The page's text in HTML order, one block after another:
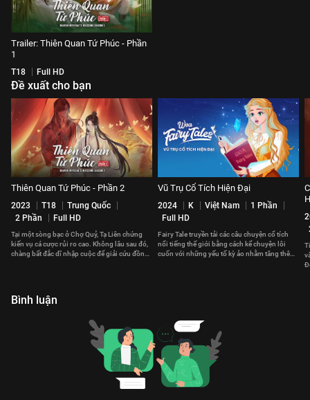
Trailer: Thiên Quan Tứ Phúc - Phần
1
T18 Full HD
Đề xuất cho bạn
Thiên Quan Tứ Phúc - Phần 2
2023 T18
Trung Quốc
2 Phần
Full HD
Tại một sòng bạc ở Chợ Quỷ, Tạ Liên chứng
kiến vụ cá cược rủi ro cao. Không lâu sau đó,
chàng bất đắc dĩ nhập cuộc để giải cứu đồng
Vũ Trụ Cổ Tích Hiện Đại
2024 K Việt Nam
1 Phần
Full HD
Fairy Tale truyền tải các câu chuyện cổ tích
nổi tiếng thế giới bằng cách kể chuyện lôi
cuốn với những yếu tố kỳ ảo nhằm tăng thêm
Bình luận